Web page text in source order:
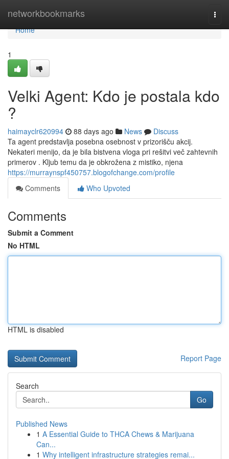
networkbookmarks
Home
Home
1
Velki Agent: Kdo je postala kdo
?
haimayclr620994 88 days ago News
Discuss
Ta agent predstavlja posebna osebnost v prizorišču akcij.
Nekateri menijo, da je bila bistvena vloga pri rešitvi več zahtevnih
primerov . Kljub temu da je obkrožena z mistiko, njena
https://murraynspf450757.blogofchange.com/profile
Comments
Who Upvoted
Comments
Submit a Comment
No HTML
HTML is disabled
Report Page
Search
Go
Published News
1 A Essential Guide to THCA Chews & Marijuana
Can...
1 Why intelligent infrastructure strategies remai...